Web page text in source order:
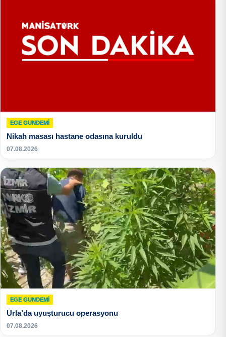
EGE GUNDEMİ
Nikah masası hastane odasına kuruldu
07.08.2026
EGE GUNDEMİ
Urla’da uyuşturucu operasyonu
07.08.2026